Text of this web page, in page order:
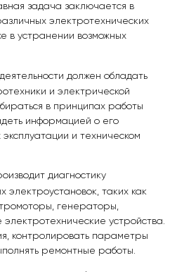
задача заключается в
электротехнических
в устранении возможных
должен обладать
и электрической
в принципах работы
информацией о его
эксплуатации и техническом
диагностику
электроустановок, таких как
генераторы,
устройства.
контролировать параметры
ремонтные работы.